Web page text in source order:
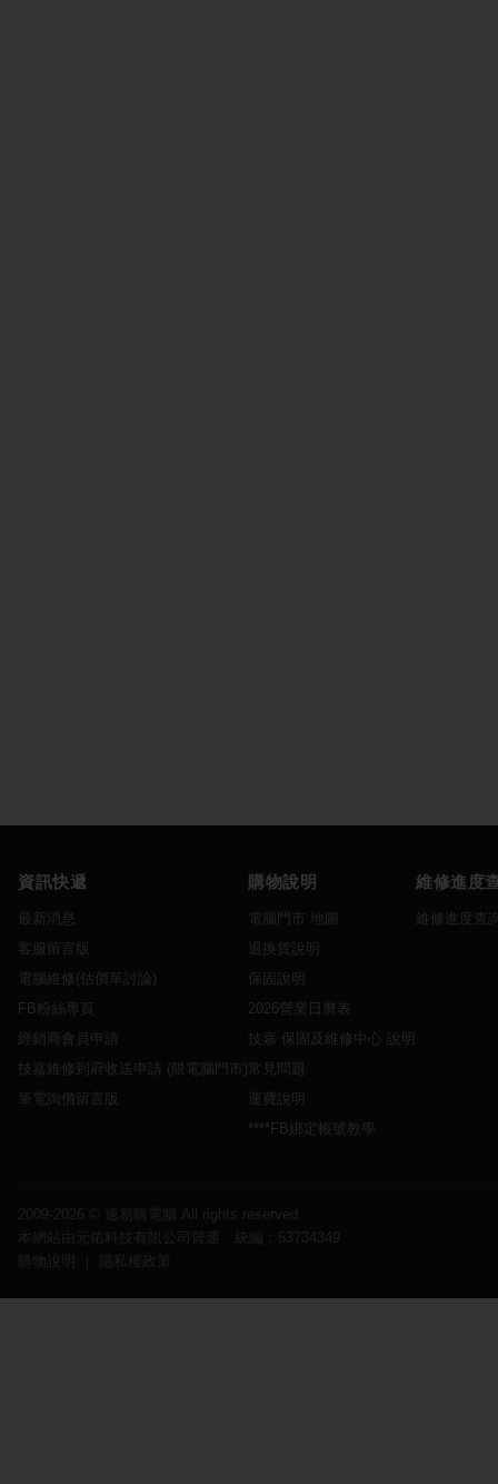
資訊快遞
最新消息
客服留言版
電腦維修(估價單討論)
FB粉絲專頁
經銷商會員申請
技嘉維修到府收送申請 (限電腦門市)
筆電詢價留言版
購物說明
電腦門市 地圖
退換貨說明
保固說明
2026營業日曆表
技嘉 保固及維修中心 說明
常見問題
運費說明
****FB綁定帳號教學
維修進度
維修進度查